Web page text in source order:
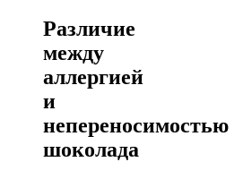
Различие
между
аллергией
и
непереносимостью
шоколада